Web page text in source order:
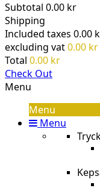
Subtotal 0.00 kr
Shipping
Included taxes 0.00
excluding vat0.00 kr
Total 0.00 kr
Check Out
Menu
Menu
Menu